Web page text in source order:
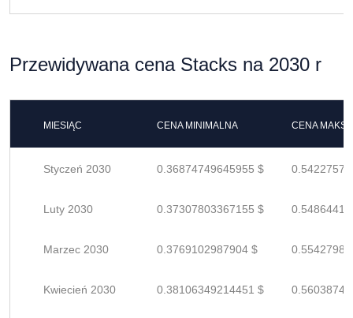
Przewidywana cena Stacks na 2030 r
MIESIĄC CENA MINIMALNA CENA
Styczeń 2030 0.36874749645955 $
Luty 2030 0.37307803367155 $
Marzec 2030 0.3769102987904 $
Kwiecień 2030 0.38106349214451 $